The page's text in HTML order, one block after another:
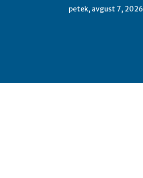
petek, avgust 7, 2026